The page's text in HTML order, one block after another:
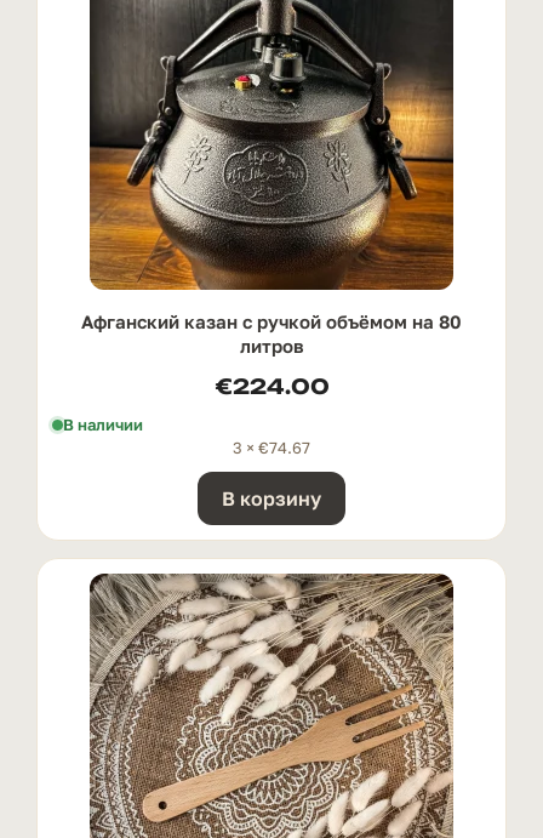
Афганский казан с ручкой oбъёмом на 80
литров
€224.00
В наличии
3 × €74.67
В корзину